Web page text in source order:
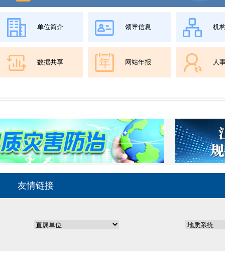
单位简介 领导信息 机
数据共享 网站年报 人
友情链接